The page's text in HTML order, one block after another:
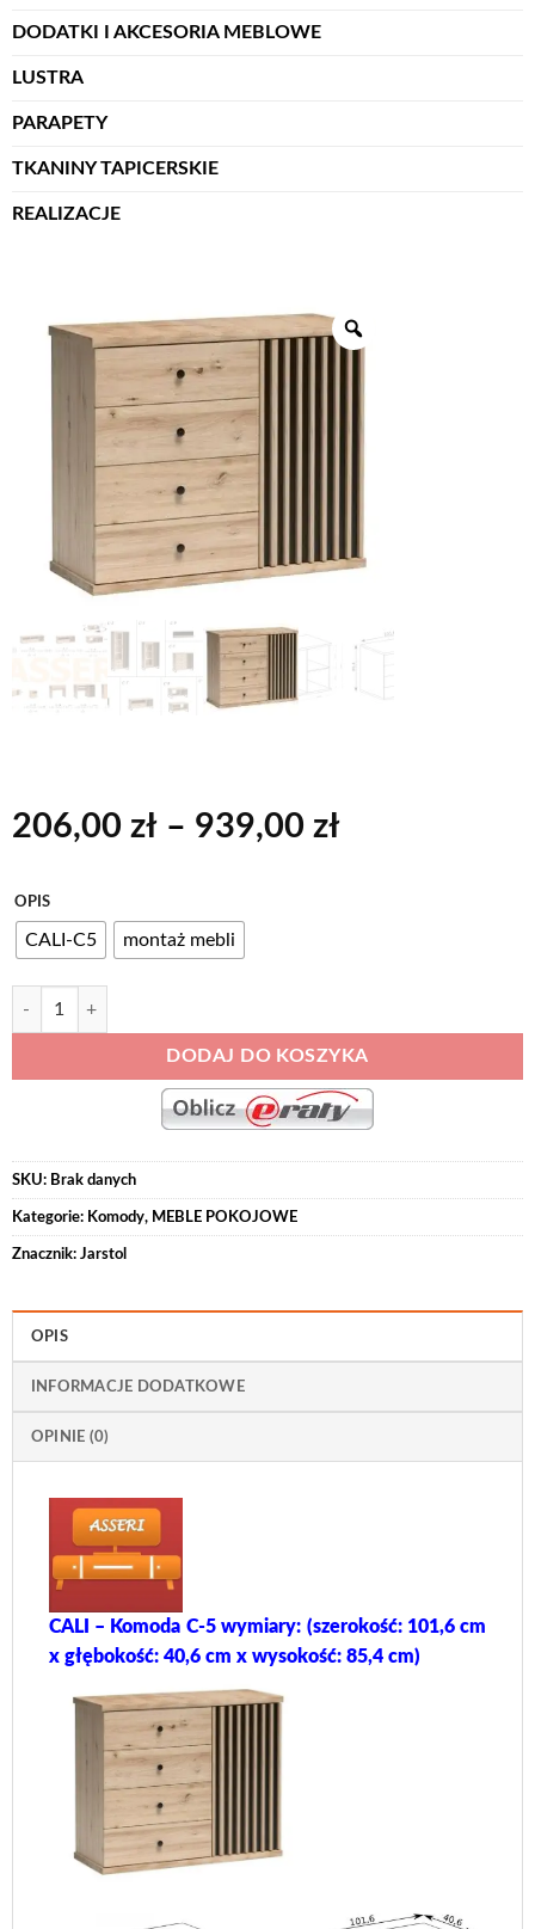
DODATKI I AKCESORIA MEBLOWE
LUSTRA
PARAPETY
TKANINY TAPICERSKIE
REALIZACJE
206,00 zł – 939,00 złZakres
OPIS
CALI-C5 montaż mebli
ilość CALI-C5 komoda z szufladami i lamelami 100 cm Artisan-Czarny
DODAJ DO KOSZYKA
Alternative:
SKU: Brak danych
Kategorie: Komody, MEBLE POKOJOWE
Znacznik: Jarstol
OPIS
INFORMACJE DODATKOWE
OPINIE (0)
CALI – Komoda C-5 wymiary: (szerokość: 101,6 cm
x głębokość: 40,6 cm x wysokość: 85,4 cm)